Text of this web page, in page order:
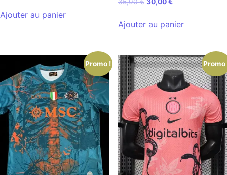
Ajouter au panier
Ajouter au panier
Promo ! Promo